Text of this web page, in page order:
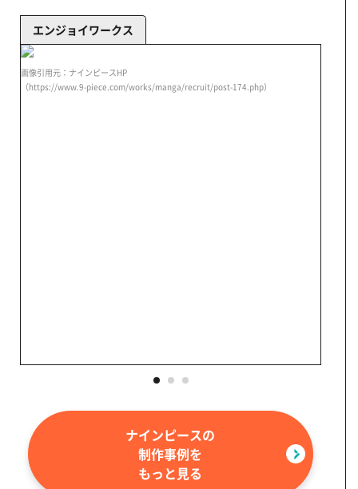
エンジョイワークス
画像引用元：ナインピースHP
（https://www.9-piece.com/works/manga/recruit/post-174.php）
ナインピースの
制作事例を
もっと見る